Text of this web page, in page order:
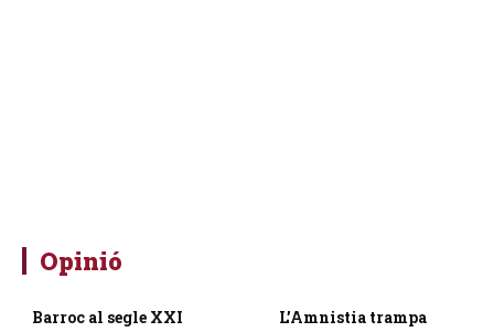
Opinió
Barroc al segle XXI L’Amnistia trampa